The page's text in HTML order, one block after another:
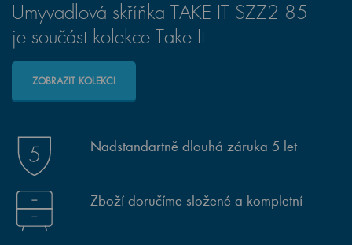
Umyvadlová skříňka TAKE IT SZZ2 85
je součást kolekce Take It
ZOBRAZIT KOLEKCI
Nadstandartně dlouhá záruka 5 let
Zboží doručíme složené a kompletní